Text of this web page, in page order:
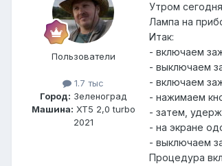
Пользователи
1.7 тыс
Город: Зеленоград
Машина: XT5 2,0 turbo
2021
Утром
Лампа на
Итак:
- включаем
- выключаем
- включаем
- нажимаем
- затем,
- на экране
- выключаем
Процедура